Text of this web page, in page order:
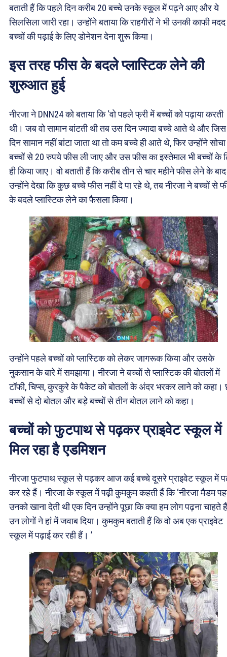
बताती हैं कि पहले दिन करीब 20 बच्चे उनके स्कूल में पढ़ने आए और ये
सिलसिला जारी रहा। उन्होंने बताया कि राहगीरों ने भी उनकी काफी
बच्चों की पढ़ाई के लिए डोनेशन देना शुरू किया।
इस तरह फीस के बदले प्लास्टिक लेने की
शुरुआत हुई
नीरजा ने DNN24 को बताया कि ‘वो पहले फ्री में बच्चों को पढ़ाया करती
थी। जब वो सामान बांटती थी तब उस दिन ज्यादा बच्चे आते थे और जिस
दिन सामान नहीं बांटा जाता था तो कम बच्चे ही आते थे, फिर उन्होंने
बच्चों से 20 रुपये फीस ली जाए और उस फीस का इस्तेमाल भी बच्चों के
ही किया जाए। वो बताती हैं कि करीब तीन से चार महीने फीस लेने के बाद
उन्होंने देखा कि कुछ बच्चे फीस नहीं दे पा रहे थे, तब नीरजा ने बच्चों से
के बदले प्लास्टिक लेने का फैसला किया।
उन्होंने पहले बच्चों को प्लास्टिक को लेकर जागरूक किया और उसके
नुकसान के बारे में समझाया। नीरजा ने बच्चों से प्लास्टिक की बोतलों में
टॉफी, चिप्स, कुरकुरे के पैकेट को बोतलों के अंदर भरकर लाने को कहा।
बच्चों से दो बोतल और बड़े बच्चों से तीन बोतल लाने को कहा।
बच्चों को फुटपाथ से पढ़कर प्राइवेट स्कूल में
मिल रहा है एडमिशन
नीरजा फुटपाथ स्कूल से पढ़कर आज कई बच्चे दूसरे प्राइवेट स्कूल में
कर रहे हैं। नीरजा के स्कूल में पढ़ी कुमकुम कहती हैं कि ‘नीरजा मैडम
उनको खाना देती थी एक दिन उन्होंने पूछा कि क्या हम लोग पढ़ना चाहते
उन लोगों ने हां में जवाब दिया। कुमकुम बताती हैं कि वो अब एक प्राइवेट
स्कूल में पढ़ाई कर रही हैं। ’